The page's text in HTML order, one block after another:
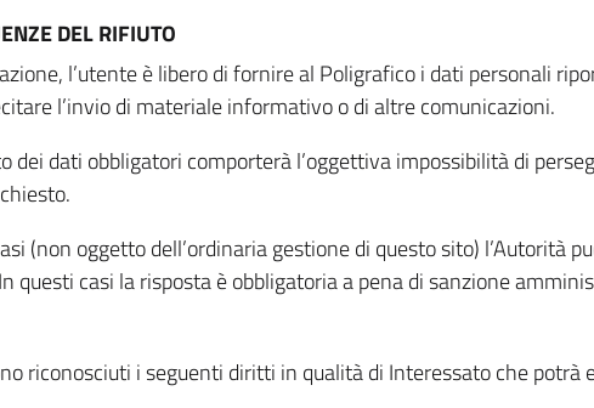
DEL RIFIUTO
l’utente è libero di fornire al Poligrafico i dati personali
l’invio di materiale informativo o di altre comunicazioni.
dei dati obbligatori comporterà l’oggettiva impossibilità di
(non oggetto dell’ordinaria gestione di questo sito) l’Autorità
questi casi la risposta è obbligatoria a pena di sanzione
riconosciuti i seguenti diritti in qualità di Interessato che